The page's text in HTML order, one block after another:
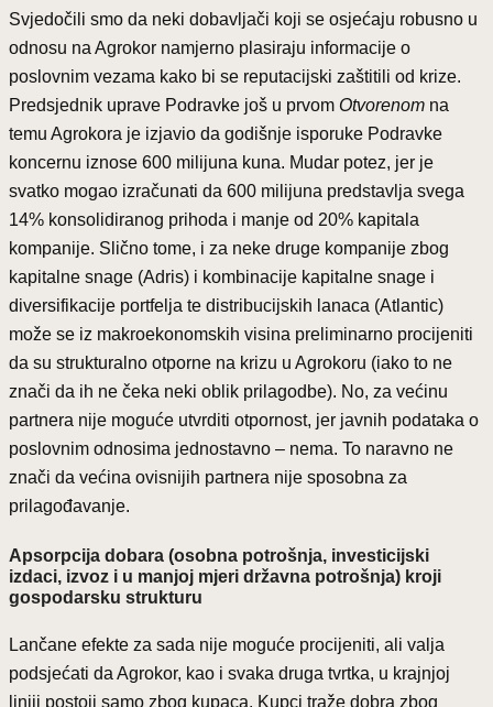
Svjedočili smo da neki dobavljači koji se osjećaju robusno u
odnosu na Agrokor namjerno plasiraju informacije o
poslovnim vezama kako bi se reputacijski zaštitili od krize.
Predsjednik uprave Podravke još u prvom Otvorenom na
temu Agrokora je izjavio da godišnje isporuke Podravke
koncernu iznose 600 milijuna kuna. Mudar potez, jer je
svatko mogao izračunati da 600 milijuna predstavlja svega
14% konsolidiranog prihoda i manje od 20% kapitala
kompanije. Slično tome, i za neke druge kompanije zbog
kapitalne snage (Adris) i kombinacije kapitalne snage i
diversifikacije portfelja te distribucijskih lanaca (Atlantic)
može se iz makroekonomskih visina preliminarno procijeniti
da su strukturalno otporne na krizu u Agrokoru (iako to ne
znači da ih ne čeka neki oblik prilagodbe). No, za većinu
partnera nije moguće utvrditi otpornost, jer javnih podataka o
poslovnim odnosima jednostavno – nema. To naravno ne
znači da većina ovisnijih partnera nije sposobna za
prilagođavanje.
Apsorpcija dobara (osobna potrošnja, investicijski
izdaci, izvoz i u manjoj mjeri državna potrošnja) kroji
gospodarsku strukturu
Lančane efekte za sada nije moguće procijeniti, ali valja
podsjećati da Agrokor, kao i svaka druga tvrtka, u krajnjoj
liniji postoji samo zbog kupaca. Kupci traže dobra zbog